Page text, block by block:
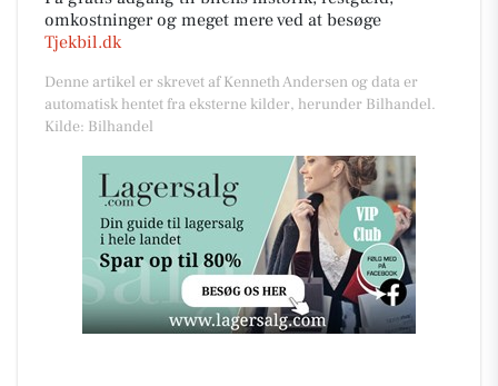
omkostninger og meget mere ved at besøge
Tjekbil.dk
Denne artikel er skrevet af Kenneth Andersen og data er
automatisk hentet fra eksterne kilder, herunder Bilhandel.
Kilde: Bilhandel